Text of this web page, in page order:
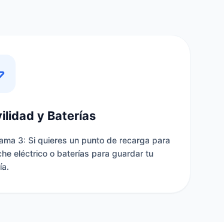
y Baterías
3: Si quieres un punto de recarga para
eléctrico o baterías para guardar tu